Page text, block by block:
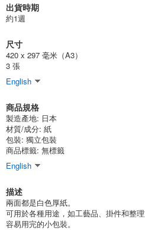
出貨時期
約1週
尺寸
420 x 297 毫米（A3）
3 張
English
商品規格
製造產地: 日本
材質/成分: 紙
包裝: 獨立包裝
商品標籤: 無標籤
English
描述
兩面都是白色厚紙。
可用於各種用途，如工藝品、掛件和整理
容易用完的小包裝。